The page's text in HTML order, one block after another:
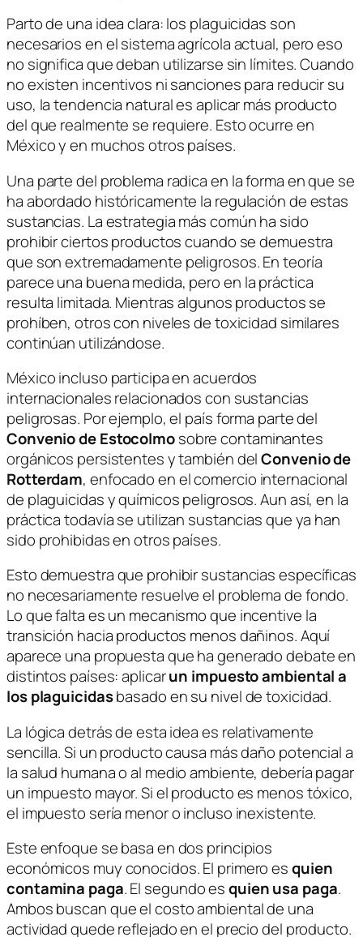
Parto de una idea clara: los plaguicidas son
necesarios en el sistema agrícola actual, pero eso
no significa que deban utilizarse sin límites. Cuando
no existen incentivos ni sanciones para reducir su
uso, la tendencia natural es aplicar más producto
del que realmente se requiere. Esto ocurre en
México y en muchos otros países.
Una parte del problema radica en la forma en que se
ha abordado históricamente la regulación de estas
sustancias. La estrategia más común ha sido
prohibir ciertos productos cuando se demuestra
que son extremadamente peligrosos. En teoría
parece una buena medida, pero en la práctica
resulta limitada. Mientras algunos productos se
prohíben, otros con niveles de toxicidad similares
continúan utilizándose.
México incluso participa en acuerdos
internacionales relacionados con sustancias
peligrosas. Por ejemplo, el país forma parte del
Convenio de Estocolmosobre contaminantes
orgánicos persistentes y también delConvenio de
Rotterdam, enfocado en el comercio internacional
de plaguicidas y químicos peligrosos. Aun así, en la
práctica todavía se utilizan sustancias que ya han
sido prohibidas en otros países.
Esto demuestra que prohibir sustancias específicas
no necesariamente resuelve el problema de fondo.
Lo que falta es un mecanismo que incentive la
transición hacia productos menos dañinos. Aquí
aparece una propuesta que ha generado debate en
distintos países: aplicarun impuesto ambiental a
los plaguicidasbasado en su nivel de toxicidad.
La lógica detrás de esta idea es relativamente
sencilla. Si un producto causa más daño potencial a
la salud humana o al medio ambiente, debería pagar
un impuesto mayor. Si el producto es menos tóxico,
el impuesto sería menor o incluso inexistente.
Este enfoque se basa en dos principios
económicos muy conocidos. El primero esquien
contamina paga. El segundo esquien usa paga.
Ambos buscan que el costo ambiental de una
actividad quede reflejado en el precio del producto.